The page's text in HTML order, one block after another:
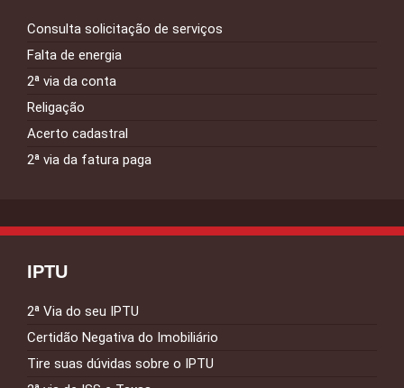
Consulta solicitação de serviços
Falta de energia
2ª via da conta
Religação
Acerto cadastral
2ª via da fatura paga
IPTU
2ª Via do seu IPTU
Certidão Negativa do Imobiliário
Tire suas dúvidas sobre o IPTU